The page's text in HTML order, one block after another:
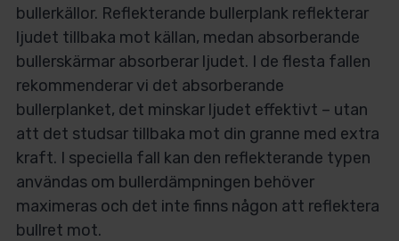
bullerkällor. Reflekterande bullerplank reflekterar
ljudet tillbaka mot källan, medan absorberande
bullerskärmar absorberar ljudet. I de flesta fallen
rekommenderar vi det absorberande
bullerplanket, det minskar ljudet effektivt – utan
att det studsar tillbaka mot din granne med extra
kraft. I speciella fall kan den reflekterande typen
användas om bullerdämpningen behöver
maximeras och det inte finns någon att reflektera
bullret mot.